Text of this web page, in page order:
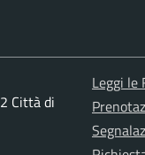
Città di
Leggi le